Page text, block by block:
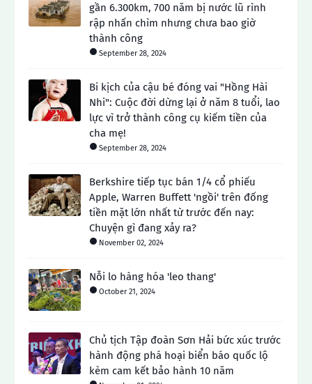
gần 6.300km, 700 năm bị nước lũ rình
rập nhấn chìm nhưng chưa bao giờ
thành công
September 28, 2024
Bi kịch của cậu bé đóng vai "Hồng Hài
Nhi": Cuộc đời dừng lại ở năm 8 tuổi, lao
lực vì trở thành công cụ kiếm tiền của
cha mẹ!
September 28, 2024
Berkshire tiếp tục bán 1/4 cổ phiếu
Apple, Warren Buffett 'ngồi' trên đống
tiền mặt lớn nhất từ ​​trước đến nay:
Chuyện gì đang xảy ra?
November 02, 2024
Nỗi lo hàng hóa 'leo thang'
October 21, 2024
Chủ tịch Tập đoàn Sơn Hải bức xúc trước
hành động phá hoại biển báo quốc lộ
kèm cam kết bảo hành 10 năm